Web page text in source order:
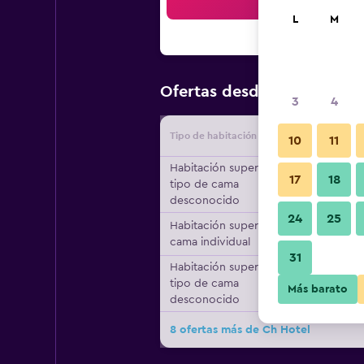
Ofertas desde Oferta
Tipo de habitación
Habitación superior,
tipo de cama
desconocido
Habitación superior, 1
cama individual
Habitación superior,
tipo de cama
desconocido
8 ofertas más de Ch Hotel
L M
3 4
10 11
17 18
24 25
31
Más barato